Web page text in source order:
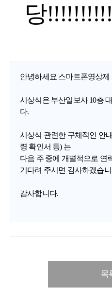
당!!!!!!!!!!
안녕하세요 스마트폰영상제
시상식은 부산일보사 10층
다.
시상식 관련한 구체적인 안
령 확인서 등) 는
다음 주 중에 개별적으로 연
기다려 주시면 감사하겠습
감사합니다.
목